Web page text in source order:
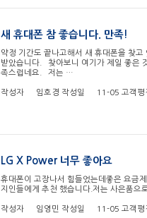
새 휴대폰 참 좋습니다. 만족!
약정 기간도 끝나고해서 새 휴대폰을 찾
받았습니다. 찾아보니 여기가 제일 좋은
족스럽네요. 저는 …
작성자 임호경 작성일 11-05 고객평
LG X Power 너무 좋아요
휴대폰이 고장나서 힘들었는데 ​ 좋은 요금
지인들에게 추천 했습니다. ​ 저는 사은품
작성자 임영민 작성일 11-05 고객평